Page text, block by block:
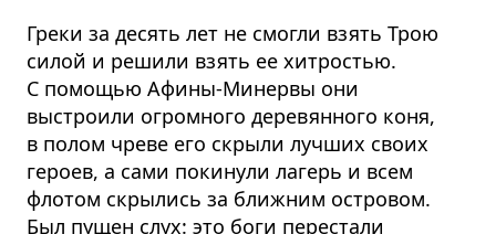
Греки за десять лет не смогли взять Трою
силой и решили взять ее хитростью.
С помощью Афины-Минервы они
выстроили огромного деревянного коня,
в полом чреве его скрыли лучших своих
героев, а сами покинули лагерь и всем
флотом скрылись за ближним островом.
Был пущен слух: это боги перестали